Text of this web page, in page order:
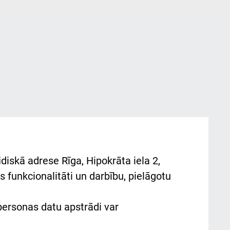
adrese Rīga, Hipokrāta iela 2,
funkcionalitāti un darbību, pielāgotu
datu apstrādi var